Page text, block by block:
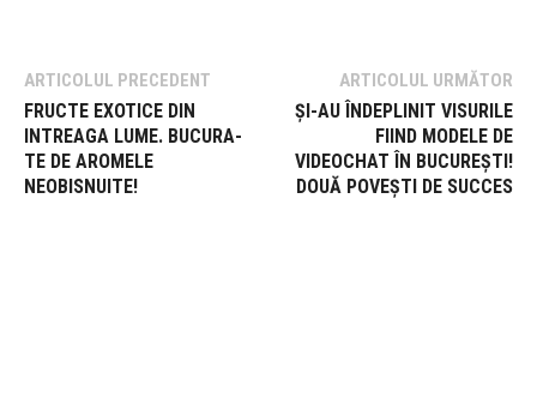
ARTICOLUL PRECEDENT
FRUCTE EXOTICE DIN
INTREAGA LUME. BUCURA-
TE DE AROMELE
NEOBISNUITE!
ARTICOLUL URMĂTOR
ȘI-AU ÎNDEPLINIT VISURILE
FIIND MODELE DE
VIDEOCHAT ÎN BUCUREȘTI!
DOUĂ POVEȘTI DE SUCCES